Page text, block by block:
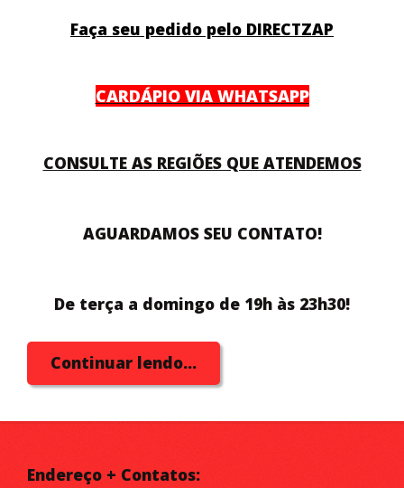
Faça seu pedido pelo DIRECTZAP
CARDÁPIO VIA WHATSAPP
CONSULTE AS REGIÕES QUE ATENDEMOS
AGUARDAMOS SEU CONTATO!
De terça a domingo de 19h às 23h30!
Continuar lendo...
Endereço + Contatos: